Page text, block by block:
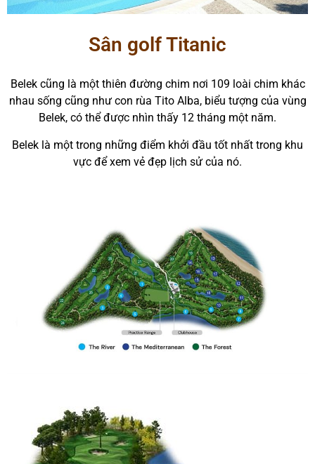
Sân golf Titanic
Belek cũng là một thiên đường chim nơi 109 loài chim khác
nhau sống cũng như con rùa Tito Alba, biểu tượng của vùng
Belek, có thể được nhìn thấy 12 tháng một năm.
Belek là một trong những điểm khởi đầu tốt nhất trong khu
vực để xem vẻ đẹp lịch sử của nó.